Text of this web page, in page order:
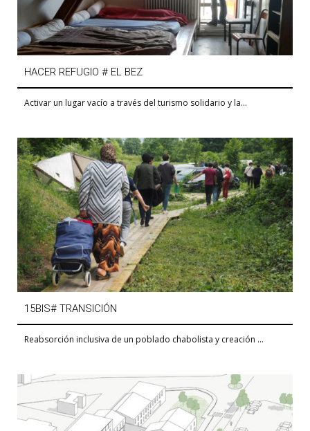
HACER REFUGIO # EL BEZ
Activar un lugar vacío a través del turismo solidario y la...
15BIS# TRANSICIÓN
Reabsorción inclusiva de un poblado chabolista y creación ...